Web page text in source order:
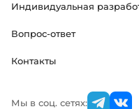
Индивидуальная
Вопрос-ответ
Контакты
Мы в соц. сетях: